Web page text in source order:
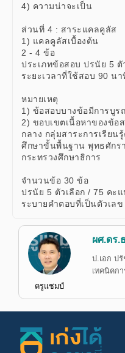
4) ความน่าจะเป็น
ส่วนที่ 4 : สาระแคลคูลัส
1) แคลคูลัสเบื้องต้น
2 - 4 ข้อ
ประเภทข้อสอบ ปรนัย 5 ตั
ระยะเวลาที่ใช้สอบ 90 นา
หมายเหตุ
1) ข้อสอบบางข้อมีการบูร
2) ขอบเขตเนื้อหาของข้อ
กลาง กลุ่มสาระการเรีย
ศึกษาขั้นพื้นฐาน พุทธศักร
กระทรวงศึกษาธิการ
จำนวนข้อ 30 ข้อ
ปรนัย 5 ตัวเลือก / 75 คะ
ระบายคำตอบที่เป็นตัวเล
ครูแชมป์
ผศ.ดร.
ป.เอก ป
เทคนิคก